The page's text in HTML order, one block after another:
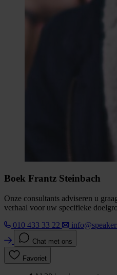
Boek Frantz Steinbach
Onze consultants adviseren u
verhaal voor uw specifieke
010 433 33 22
Chat met ons
Favoriet